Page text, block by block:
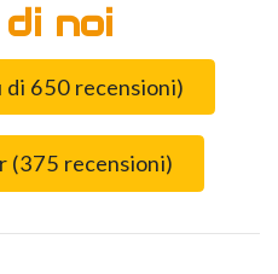
noi
di 650 recensioni)
(375 recensioni)